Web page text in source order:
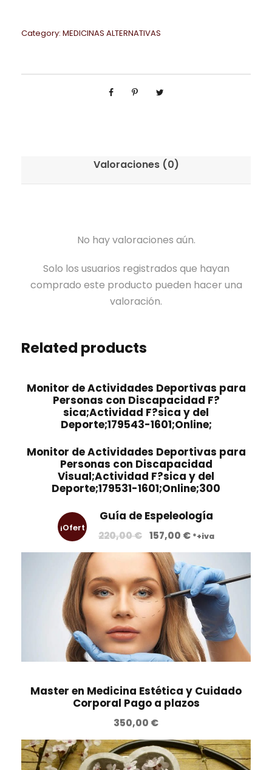
Category: MEDICINAS ALTERNATIVAS
Valoraciones (0)
No hay valoraciones aún.
Solo los usuarios registrados que hayan
comprado este producto pueden hacer una
valoración.
Related products
Monitor de Actividades Deportivas para
Personas con Discapacidad F?
sica;Actividad F?sica y del
Deporte;179543-1601;Online;
Monitor de Actividades Deportivas para
Personas con Discapacidad
Visual;Actividad F?sica y del
Deporte;179531-1601;Online;300
¡Ofert
Guía de Espeleología
220,00€ E
l
p
r
e
c
i
o
o
i
g
a
l
157,00 €E
l
p
r
e
c
i
o
a
t
u
e
s
*+iva
Master en Medicina Estética y Cuidado
Corporal Pago a plazos
350,00 €